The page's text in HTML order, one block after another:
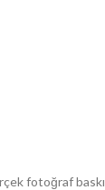
fotoğraf